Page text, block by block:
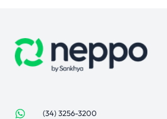
(34) 3256-3200